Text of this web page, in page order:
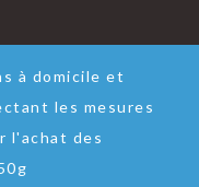
à domicile et
les mesures
l'achat des
Générales de Vente